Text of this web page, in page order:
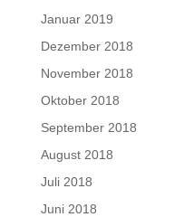
Januar 2019
Dezember 2018
November 2018
Oktober 2018
September 2018
August 2018
Juli 2018
Juni 2018